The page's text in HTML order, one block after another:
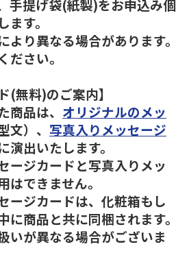
手提げ袋(紙製)をお申込み個
す。
り異なる場合があります。
ださい。
(無料)のご案内】
品は、 オリジナルのメッ
文）、 写真入りメッセージ
演出いたします。
ージカードと写真入りメッ
はできません。
ージカードは、化粧箱もし
に商品と共に同梱されます。
いが異なる場合がございま